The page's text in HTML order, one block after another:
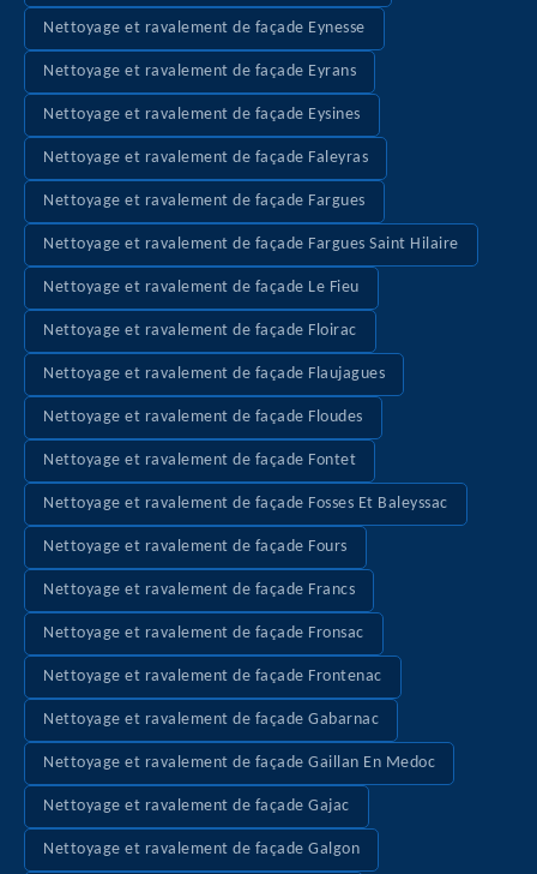
Nettoyage et ravalement de façade Eynesse
Nettoyage et ravalement de façade Eyrans
Nettoyage et ravalement de façade Eysines
Nettoyage et ravalement de façade Faleyras
Nettoyage et ravalement de façade Fargues
Nettoyage et ravalement de façade Fargues Saint Hilaire
Nettoyage et ravalement de façade Le Fieu
Nettoyage et ravalement de façade Floirac
Nettoyage et ravalement de façade Flaujagues
Nettoyage et ravalement de façade Floudes
Nettoyage et ravalement de façade Fontet
Nettoyage et ravalement de façade Fosses Et Baleyssac
Nettoyage et ravalement de façade Fours
Nettoyage et ravalement de façade Francs
Nettoyage et ravalement de façade Fronsac
Nettoyage et ravalement de façade Frontenac
Nettoyage et ravalement de façade Gabarnac
Nettoyage et ravalement de façade Gaillan En Medoc
Nettoyage et ravalement de façade Gajac
Nettoyage et ravalement de façade Galgon